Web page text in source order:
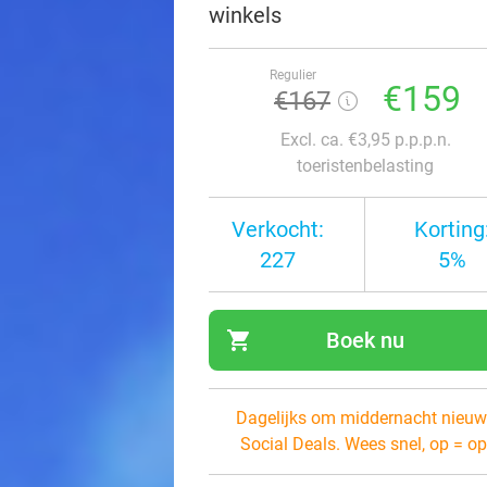
winkels
Regulier
€167 €159
Excl. ca. €3,95 p.p.p.n.
toeristenbelasting
Verkocht:
227
5%
shopping_cart Boek nu
Dagelijks om middernacht
Social Deals. Wees snel, op =